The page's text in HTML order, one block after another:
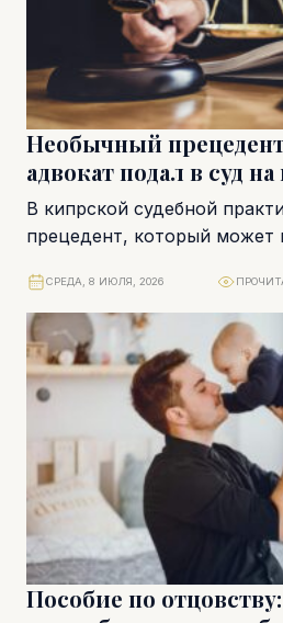
Необычный
адвокат подал в суд
В кипрской судебной
прецедент, который может
Петрос Пападопулос подал
СРЕДА, 8 ИЮЛЯ, 2026
Пособие по